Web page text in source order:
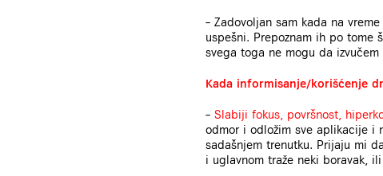
– Zadovoljan sam kada na
uspešni. Prepoznam ih po
svega toga ne mogu da
Kada informisanje/korišćenje
– Slabiji fokus, površnost,
odmor i odložim sve aplikacije i
sadašnjem trenutku. Prijaju mi
i uglavnom traže neki boravak,